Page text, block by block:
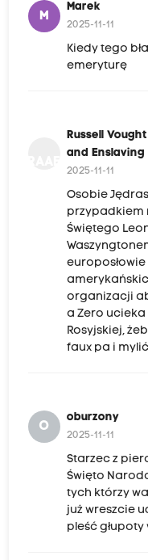
M
Marek
2025-11-11
Kiedy tego
emeryturę
Russell
and
2025-11-11
Osobie
przypadkiem
Świętego
organizacji
a Zero ucieka
Rosyjskiej,
faux pa i
O
oburzony
2025-11-11
Starzec z
Święto
tych którzy
już wreszcie
pleść głupoty